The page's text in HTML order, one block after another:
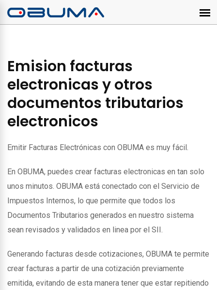
Emision facturas
electronicas y otros
documentos tributarios
electronicos
Emitir Facturas Electrónicas con OBUMA es muy fácil.
En OBUMA, puedes crear facturas electronicas en tan solo
unos minutos. OBUMA está conectado con el Servicio de
Impuestos Internos, lo que permite que todos los
Documentos Tributarios generados en nuestro sistema
sean revisados y validados en linea por el SII.
Generando facturas desde cotizaciones, OBUMA te permite
crear facturas a partir de una cotización previamente
emitida, evitando de esta manera tener que estar repitiendo